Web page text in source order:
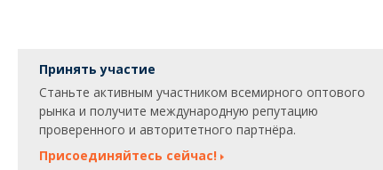
Принять участие
Станьте активным участником всемирного оптового
рынка и получите международную репутацию
проверенного и авторитетного партнёра.
Присоединяйтесь сейчас!